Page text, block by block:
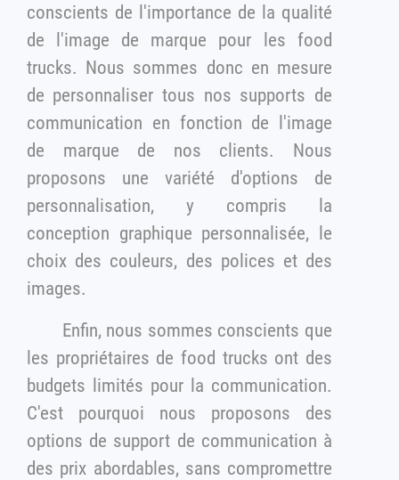
conscients de l'importance de la qualité
de l'image de marque pour les food
trucks. Nous sommes donc en mesure
de personnaliser tous nos supports de
communication en fonction de l'image
de marque de nos clients. Nous
proposons une variété d'options de
personnalisation, y compris la
conception graphique personnalisée, le
choix des couleurs, des polices et des
images.
Enfin, nous sommes conscients que
les propriétaires de food trucks ont des
budgets limités pour la communication.
C'est pourquoi nous proposons des
options de support de communication à
des prix abordables, sans compromettre